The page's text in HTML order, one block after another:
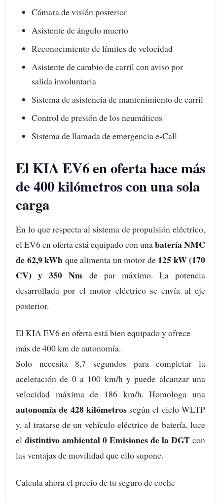
Cámara de visión posterior
Asistente de ángulo muerto
Reconocimiento de límites de velocidad
Asistente de cambio de carril con aviso por
salida involuntaria
Sistema de asistencia de mantenimiento de carril
Control de presión de los neumáticos
Sistema de llamada de emergencia e-Call
El KIA EV6 en oferta hace más
de 400 kilómetros con una sola
carga
En lo que respecta al sistema de propulsión eléctrico,
el EV6 en oferta está equipado con unabatería NMC
de 62,9 kWh que alimenta un motor de 125 kW (170
CV) y 350 Nm de par máximo. La potencia
desarrollada por el motor eléctrico se envía al eje
posterior.
El KIA EV6 en oferta está bien equipado y ofrece
más de 400 km de autonomía.
Solo necesita 8,7 segundos para completar la
aceleración de 0 a 100 km/h y puede alcanzar una
velocidad máxima de 186 km/h. Homologa una
autonomía de 428 kilómetrossegún el ciclo WLTP
y, al tratarse de un vehículo eléctrico de batería, luce
el distintivo ambiental 0 Emisiones de la DGT con
las ventajas de movilidad que ello supone.
Calcula ahora el precio de tu seguro de coche